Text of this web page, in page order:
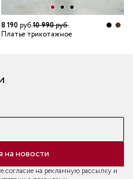
8 190руб.10 990руб.
Платье трикотажное
на новости
согласие на рекламную рассылку и